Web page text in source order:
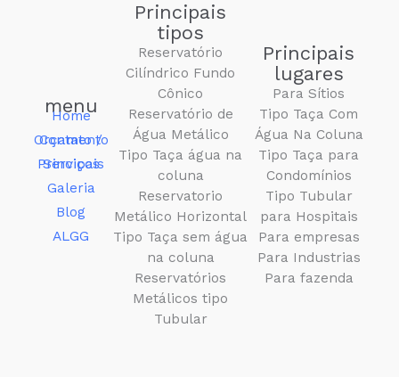
menu
Home
Contato / Orçamento
Principais Serviços
Galeria
Blog
ALGG
Principais
tipos
Reservatório
Cilíndrico Fundo
Cônico
Reservatório de
Água Metálico
Tipo Taça água na
coluna
Reservatorio
Metálico Horizontal
Tipo Taça sem água
na coluna
Reservatórios
Metálicos tipo
Tubular
Principais
lugares
Para Sítios
Tipo Taça Com
Água Na Coluna
Tipo Taça para
Condomínios
Tipo Tubular
para Hospitais
Para empresas
Para Industrias
Para fazenda